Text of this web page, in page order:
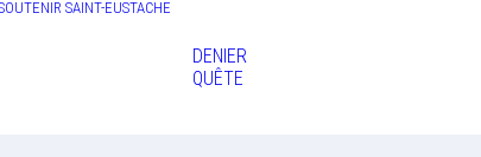
SAINT-EUSTACHE
DENIER
QUÊTE